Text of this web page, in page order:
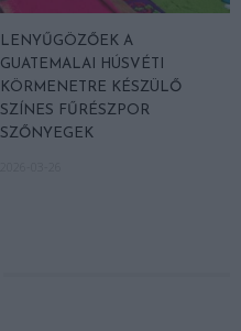
LENYŰGÖZŐEK A
GUATEMALAI HÚSVÉTI
KÖRMENETRE KÉSZÜLŐ
SZÍNES FŰRÉSZPOR
SZŐNYEGEK